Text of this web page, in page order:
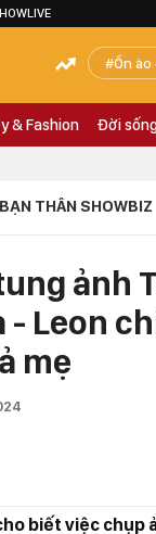
Ồn
& Fashion Đời
THÂN SHOWBIZ
ảnh
- Leon
mẹ
biết việc chụp